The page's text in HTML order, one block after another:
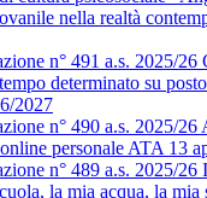
nella realtà
n° 491 a.s. 2025/26
determinato su
2027
n° 490 a.s. 2025/26
personale ATA 13
n° 489 a.s. 2025/26
la mia acqua, la mia